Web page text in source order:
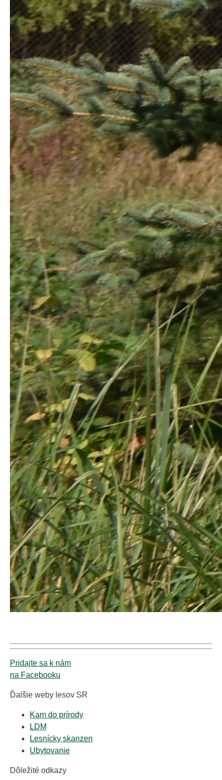
Pridajte sa k nám
na Facebooku
Ďalšie weby lesov SR
Kam do prírody
LDM
Lesnícky skanzen
Ubytovanie
Dôležité odkazy